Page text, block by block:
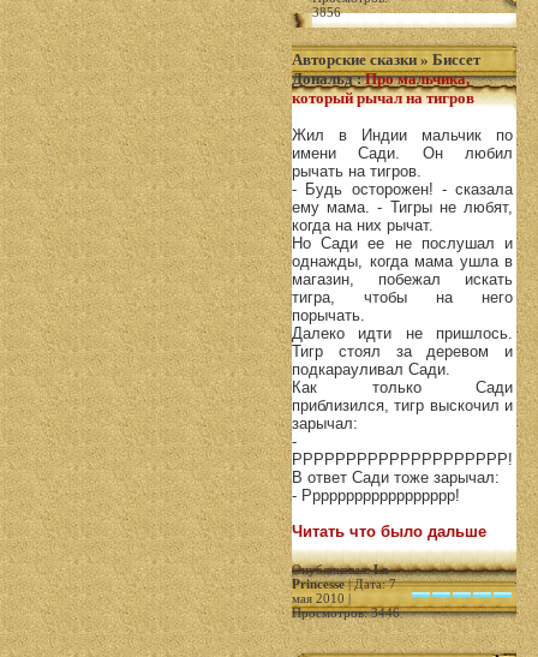
3856
Авторские сказки » Биссет
Дональд:Про мальчика,
который рычал на тигров
Жил в Индии мальчик по
имени Сади. Он любил
рычать на тигров.
- Будь осторожен! - сказала
ему мама. - Тигры не любят,
когда на них рычат.
Но Сади ее не послушал и
однажды, когда мама ушла в
магазин, побежал искать
тигра, чтобы на него
порычать.
Далеко идти не пришлось.
Тигр стоял за деревом и
подкарауливал Сади.
Как только Сади
приблизился, тигр выскочил и
зарычал:
-
РРРРРРРРРРРРРРРРРРРP!
В ответ Сади тоже зарычал:
- Рррррррррррррррррр!
Читать что было дальше
Опубликовал:La
Princesse| Дата: 7
мая 2010 |
Просмотров: 3446